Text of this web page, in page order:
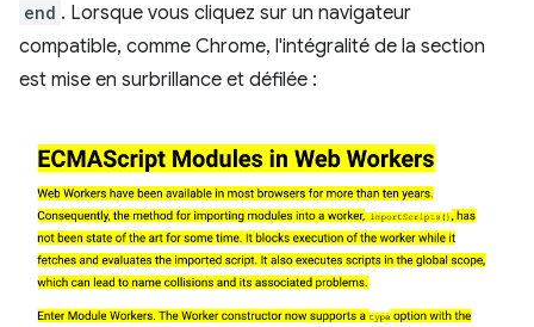
end . Lorsque vous cliquez sur un navigateur
compatible, comme Chrome, l'intégralité de la section
est mise en surbrillance et défilée :